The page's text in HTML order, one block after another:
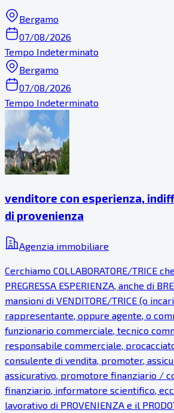
Bergamo
07/08/2026
Tempo Indeterminato
Bergamo
07/08/2026
Tempo Indeterminato
venditore con esperienza,
di provenienza
Agenzia immobiliare
Cerchiamo COLLABORATORE/TRICE
PREGRESSA ESPERIENZA, anche di
mansioni di VENDITORE/TRICE (o
rappresentante, oppure agente, o
funzionario commerciale, tecnico
responsabile commerciale,
consulente di vendita, promoter,
assicurativo, promotore finanziario /
finanziario, informatore scientifico,
lavorativo di PROVENIENZA e il